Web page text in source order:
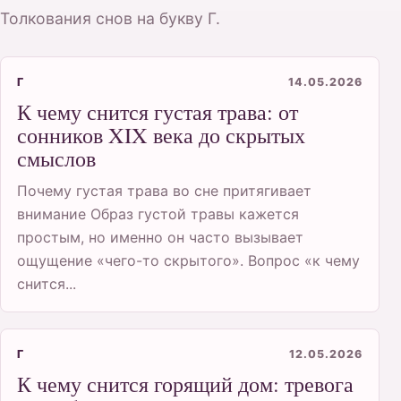
Толкования снов на букву Г.
Г 14.05.2026
К чему снится густая трава: от
сонников XIX века до скрытых
смыслов
Почему густая трава во сне притягивает
внимание Образ густой травы кажется
простым, но именно он часто вызывает
ощущение «чего-то скрытого». Вопрос «к чему
снится...
Г 12.05.2026
К чему снится горящий дом: тревога